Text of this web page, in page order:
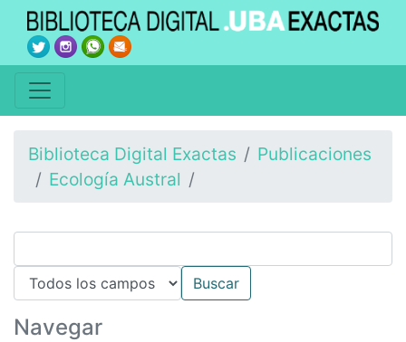
Biblioteca Digital Exactas
Publicaciones
Ecología Austral
Navegar